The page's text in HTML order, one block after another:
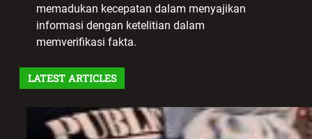
memadukan kecepatan dalam menyajikan
informasi dengan ketelitian dalam
memverifikasi fakta.
LATEST ARTICLES